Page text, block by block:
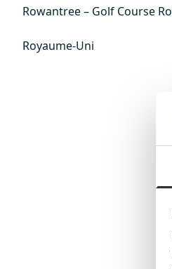
Rowantree – Golf Course
Royaume-Uni